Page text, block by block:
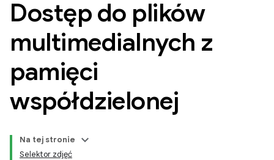
Dostęp do plików
multimedialnych z
pamięci
współdzielonej
Na tej stronie
Selektor zdjęć